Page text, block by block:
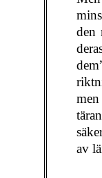
den
av